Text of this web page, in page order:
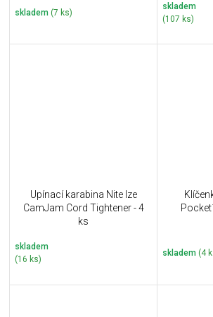
skladem (7 ks)
skladem
(107 ks)
Upínací karabina Nite Ize
CamJam Cord Tightener - 4
ks
skladem
(16 ks)
skladem (4